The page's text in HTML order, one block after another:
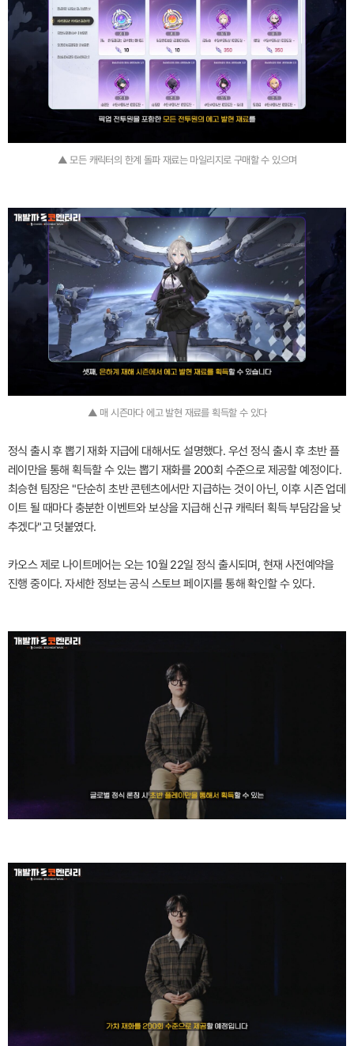
▲ 모든 캐릭터의 한계 돌파 재료는 마일리지로 구매할 수 있으며
▲ 매 시즌마다 에고 발현 재료를 획득할 수 있다
정식 출시 후 뽑기 재화 지급에 대해서도 설명했다. 우선 정식 출시 후 초반 플
레이만을 통해 획득할 수 있는 뽑기 재화를 200회 수준으로 제공할 예정이다.
최승현 팀장은 "단순히 초반 콘텐츠에서만 지급하는 것이 아닌, 이후 시즌 업데
이트 될 때마다 충분한 이벤트와 보상을 지급해 신규 캐릭터 획득 부담감을 낮
추겠다"고 덧붙였다.
카오스 제로 나이트메어는 오는 10월 22일 정식 출시되며, 현재 사전예약을
진행 중이다. 자세한 정보는 공식 스토브 페이지를 통해 확인할 수 있다.